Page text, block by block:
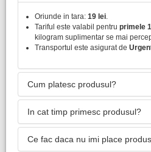
Oriunde in tara: 19 lei
Tariful este valabil pentru primele
kilogram suplimentar se mai
Transportul este asigurat de
Cum platesc produsul?
In cat timp primesc produsul?
Ce fac daca nu imi place